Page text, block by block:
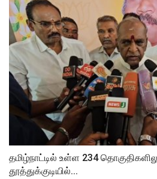
தமிழ்நாட்டில் உள்ள 234
தூத்துக்குடியில்...